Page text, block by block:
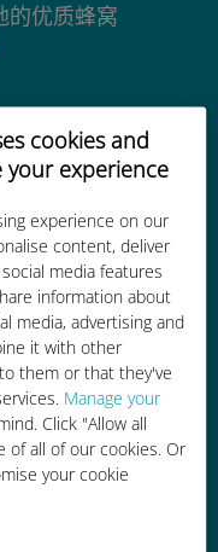
cookies and
experience
experience on our
content, deliver
media features
information about
media, advertising and
it with other
them or that they've
Manage your
Click "Allow all
of all of our cookies. Or
your cookie
的优质蜂窝
宜高达90%
话，即使
能畅聊